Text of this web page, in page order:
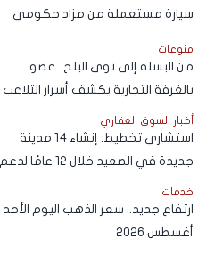
سيارة مستعملة من مزاد حكومي
منوعات
من البسلة إلى نوى البلح.. عضو
بالغرفة التجارية يكشف أسرار التلاعب
في القهوة
أخبار السوق العقاري
استشاري تخطيط: إنشاء 14 مدينة
جديدة في الصعيد خلال 12 عامًا لدعم
خدمات
أغسطس 2026